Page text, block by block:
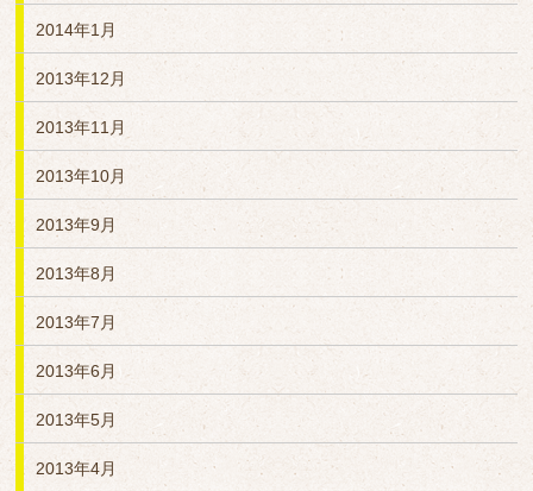
2014年1月
2013年12月
2013年11月
2013年10月
2013年9月
2013年8月
2013年7月
2013年6月
2013年5月
2013年4月